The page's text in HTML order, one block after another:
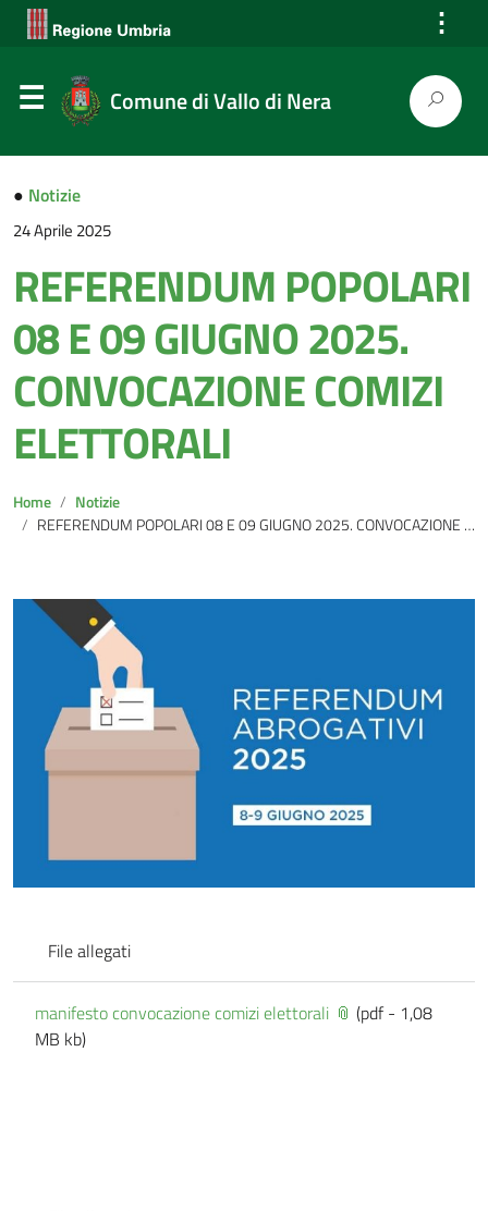
⋮
Comune di Vallo di Nera
● Notizie
24 Aprile 2025
REFERENDUM POPOLARI
08 E 09 GIUGNO 2025.
CONVOCAZIONE COMIZI
ELETTORALI
Home
Notizie
REFERENDUM POPOLARI 08 E 09 GIUGNO 2025. CONVOCAZIONE COMIZI ELETTORALI
File allegati
manifesto convocazione comizi elettorali
(pdf - 1,08
MB kb)